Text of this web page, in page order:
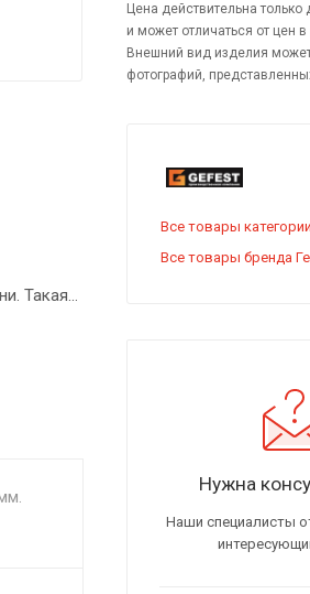
Такая
Цена действительна только
и может отличаться от цен
Внешний вид изделия может
фотографий,
Все товары категории
Все товары бренда
Нужна
Наши специалисты